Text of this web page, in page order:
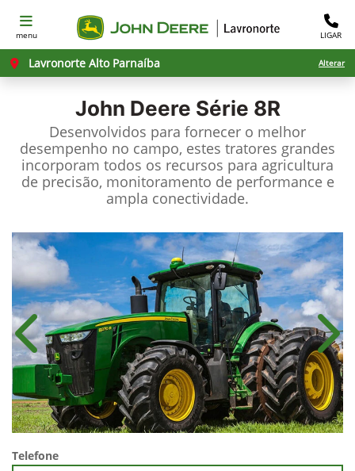
menu LIGAR
Lavronorte Alto Parnaíba Alterar
John Deere Série 8R
Desenvolvidos para fornecer o melhor
desempenho no campo, estes tratores grandes
incorporam todos os recursos para agricultura
de precisão, monitoramento de performance e
ampla conectividade.
Anterior
Telefone